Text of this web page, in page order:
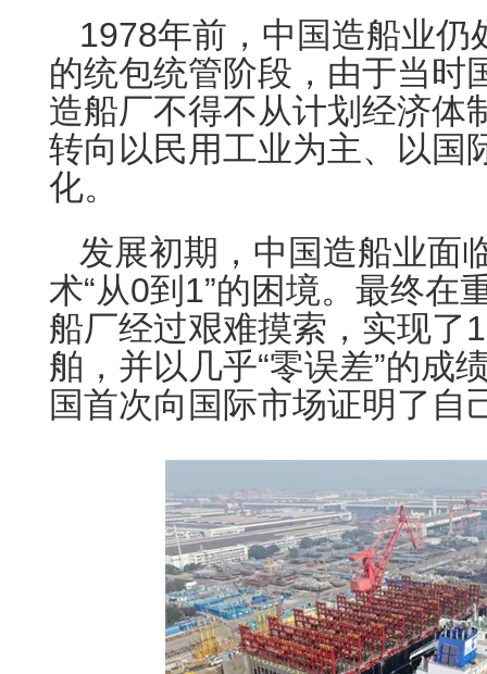
1978年前，中国造船业仍
的统包统管阶段，由于当时
造船厂不得不从计划经济体
转向以民用工业为主、以国
化。
发展初期，中国造船业面
术“从0到1”的困境。最终在
船厂经过艰难摸索，实现了
舶，并以几乎“零误差”的成
国首次向国际市场证明了自